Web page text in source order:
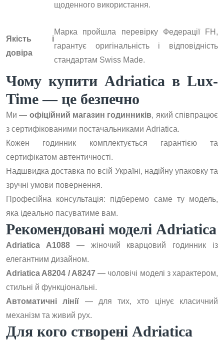
щоденного використання.
Якість і
довіра
Марка пройшла перевірку Федерації FH,
гарантує оригінальність і відповідність
стандартам Swiss Made.
Чому купити Adriatica в Lux-
Time — це безпечно
Ми — офіційний магазин годинників, який співпрацює
з сертифікованими постачальниками Adriatica.
Кожен годинник комплектується гарантією та
сертифікатом автентичності.
Надшвидка доставка по всій Україні, надійну упаковку та
зручні умови повернення.
Професійна консультація: підберемо саме ту модель,
яка ідеально пасуватиме вам.
Рекомендовані моделі Adriatica
Adriatica A1088— жіночий кварцовий годинник із
елегантним дизайном.
Adriatica A8204 / A8247— чоловічі моделі з характером,
стильні й функціональні.
Автоматичні лінії — для тих, хто цінує класичний
механізм та живий рух.
Для кого створені Adriatica